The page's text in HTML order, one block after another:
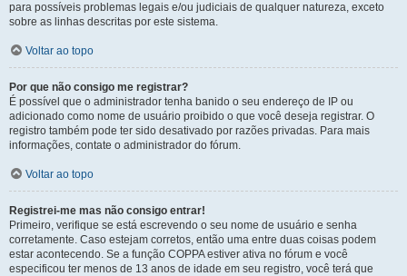
para possíveis problemas legais e/ou judiciais de qualquer natureza, exceto
sobre as linhas descritas por este sistema.
Voltar ao topo
Por que não consigo me registrar?
É possível que o administrador tenha banido o seu endereço de IP ou
adicionado como nome de usuário proibido o que você deseja registrar. O
registro também pode ter sido desativado por razões privadas. Para mais
informações, contate o administrador do fórum.
Voltar ao topo
Registrei-me mas não consigo entrar!
Primeiro, verifique se está escrevendo o seu nome de usuário e senha
corretamente. Caso estejam corretos, então uma entre duas coisas podem
estar acontecendo. Se a função COPPA estiver ativa no fórum e você
especificou ter menos de 13 anos de idade em seu registro, você terá que